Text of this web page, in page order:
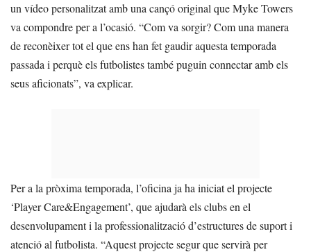
un vídeo personalitzat amb una cançó original que Myke Towers
va compondre per a l’ocasió. “Com va sorgir? Com una manera
de reconèixer tot el que ens han fet gaudir aquesta temporada
passada i perquè els futbolistes també puguin connectar amb els
seus aficionats”, va explicar.
Per a la pròxima temporada, l’oficina ja ha iniciat el projecte
‘Player Care&Engagement’, que ajudarà els clubs en el
desenvolupament i la professionalització d’estructures de suport i
atenció al futbolista. “Aquest projecte segur que servirà per